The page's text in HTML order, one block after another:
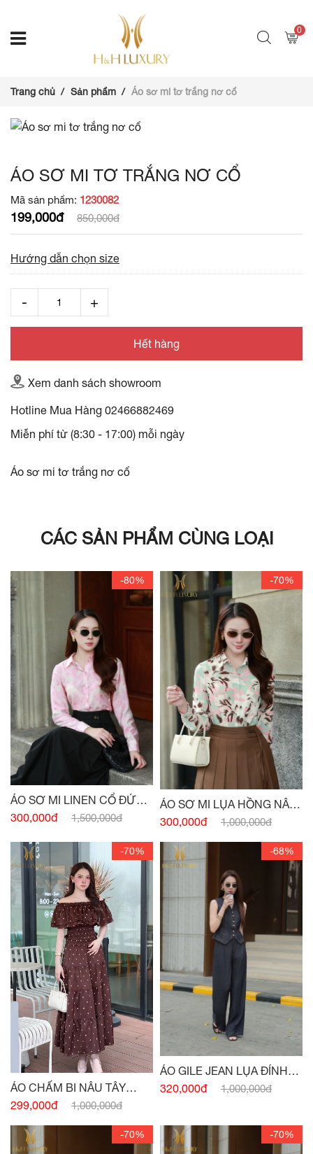
0
Trang chủ Sản phẩm Áo sơ mi tơ trắng nơ cổ
ÁO SƠ MI TƠ TRẮNG NƠ CỔ
Mã sản phẩm: 1230082
199,000đ 850,000đ
Hướng dẫn chọn size
Hết hàng
Xem danh sách showroom
Hotline Mua Hàng 02466882469
Miễn phí từ (8:30 - 17:00) mỗi ngày
Áo sơ mi tơ trắng nơ cổ
CÁC SẢN PHẨM CÙNG LOẠI
-80%
ÁO SƠ MI LINEN CỔ ĐỨC
HỒNG PASTEL
300,000đ 1,500,000đ
-70%
ÁO SƠ MI LỤA HỒNG NÂU
TÂY CỔ ĐỨC
300,000đ 1,000,000đ
-70%
ÁO CHẤM BI NÂU TÂY
CHUN EO
299,000đ 1,000,000đ
-68%
ÁO GILE JEAN LỤA ĐÍNH
CÚC
320,000đ 1,000,000đ
-70% -70%